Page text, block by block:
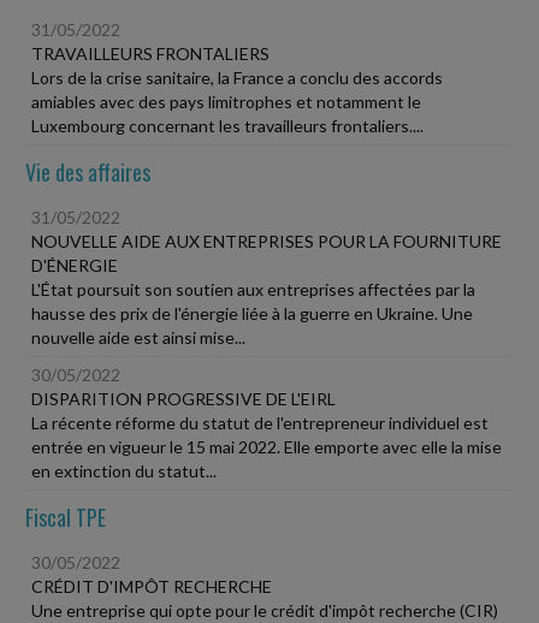
31/05/2022
TRAVAILLEURS FRONTALIERS
Lors de la crise sanitaire, la France a conclu des accords
amiables avec des pays limitrophes et notamment le
Luxembourg concernant les travailleurs frontaliers....
Vie des affaires
31/05/2022
NOUVELLE AIDE AUX ENTREPRISES POUR LA FOURNITURE
D'ÉNERGIE
L'État poursuit son soutien aux entreprises affectées par la
hausse des prix de l'énergie liée à la guerre en Ukraine. Une
nouvelle aide est ainsi mise...
30/05/2022
DISPARITION PROGRESSIVE DE L'EIRL
La récente réforme du statut de l'entrepreneur individuel est
entrée en vigueur le 15 mai 2022. Elle emporte avec elle la mise
en extinction du statut...
Fiscal TPE
30/05/2022
CRÉDIT D'IMPÔT RECHERCHE
Une entreprise qui opte pour le crédit d'impôt recherche (CIR)